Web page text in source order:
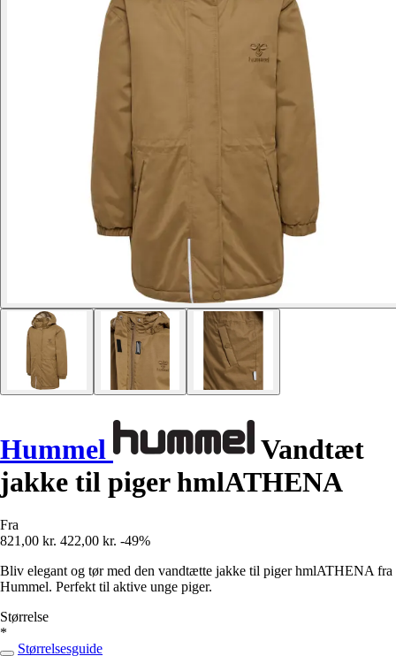
Hummel
Vandtæt
jakke til piger hmlATHENA
Fra
821,00 kr. 422,00 kr. -49%
Bliv elegant og tør med den vandtætte jakke til piger hmlATHENA fra
Hummel. Perfekt til aktive unge piger.
Størrelse
*
Størrelsesguide